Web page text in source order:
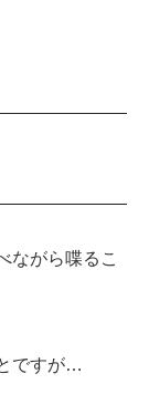
ながら喋るこ
ですが…